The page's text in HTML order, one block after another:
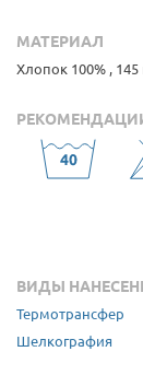
МАТЕРИАЛ
Хлопок 100% , 145
ВИДЫ
Термотрансфер
Шелкография